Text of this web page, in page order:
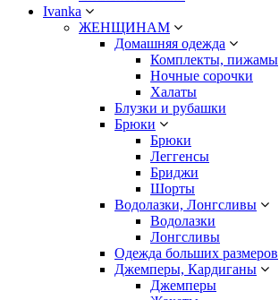
Ivanka
ЖЕНЩИНАМ
Домашняя одежда
Комплекты, пижамы
Ночные сорочки
Халаты
Блузки и рубашки
Брюки
Брюки
Леггенсы
Бриджи
Шорты
Водолазки, Лонгсливы
Водолазки
Лонгсливы
Одежда больших размеров
Джемперы, Кардиганы
Джемперы